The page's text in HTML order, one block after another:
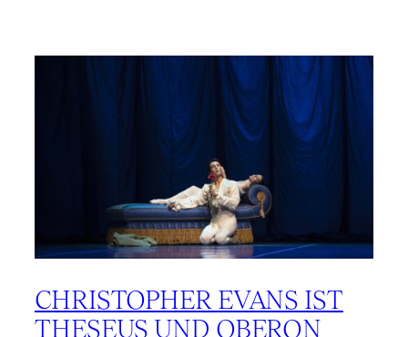
CHRISTOPHER EVANS IST
THESEUS UND OBERON